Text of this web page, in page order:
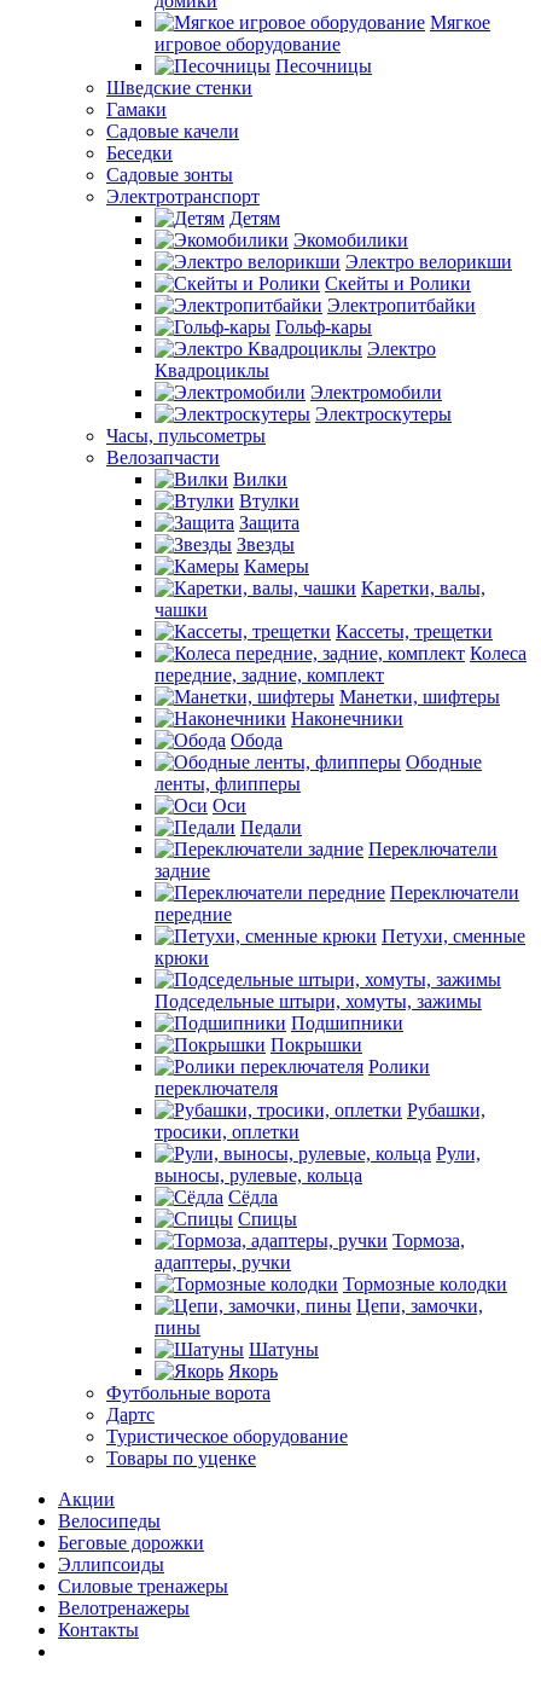
Мягкое
игровое оборудование
Песочницы
Шведские стенки
Гамаки
Садовые качели
Беседки
Садовые зонты
Электротранспорт
Детям
Экомобилики
Электро велорикши
Скейты и Ролики
Электропитбайки
Гольф-кары
Электро
Квадроциклы
Электромобили
Электроскутеры
Часы, пульсометры
Велозапчасти
Вилки
Втулки
Защита
Звезды
Камеры
Каретки, валы,
чашки
Кассеты, трещетки
Колеса
передние, задние, комплект
Манетки, шифтеры
Наконечники
Обода
Ободные
ленты, флипперы
Оси
Педали
Переключатели
задние
Переключатели
передние
Петухи, сменные
крюки
Подседельные штыри, хомуты, зажимы
Подшипники
Покрышки
Ролики
переключателя
Рубашки,
тросики, оплетки
Рули,
выносы, рулевые, кольца
Сёдла
Спицы
Тормоза,
адаптеры, ручки
Тормозные колодки
Цепи, замочки,
пины
Шатуны
Якорь
Футбольные ворота
Дартс
Туристическое оборудование
Товары по уценке
Акции
Велосипеды
Беговые дорожки
Эллипсоиды
Силовые тренажеры
Велотренажеры
Контакты